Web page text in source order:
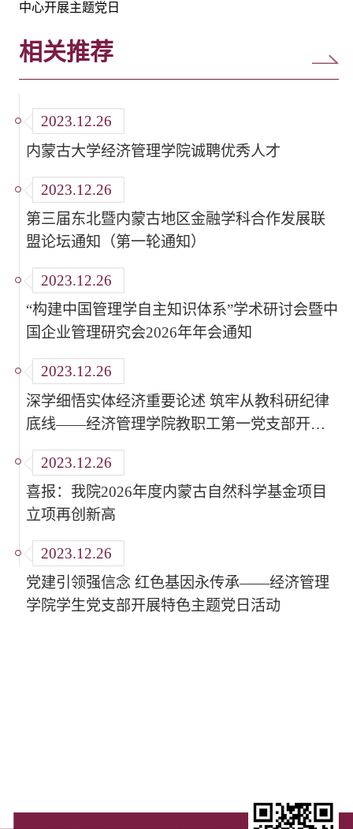
中心开展主题党日
相关推荐
2023.12.26
内蒙古大学经济管理学院诚聘优秀人才
2023.12.26
第三届东北暨内蒙古地区金融学科合作发展联
盟论坛通知（第一轮通知）
2023.12.26
“构建中国管理学自主知识体系”学术研讨会暨中
国企业管理研究会2026年年会通知
2023.12.26
深学细悟实体经济重要论述 筑牢从教科研纪律
底线——经济管理学院教职工第一党支部开展
党支部书记讲党课活动
2023.12.26
喜报：我院2026年度内蒙古自然科学基金项目
立项再创新高
2023.12.26
党建引领强信念 红色基因永传承——经济管理
学院学生党支部开展特色主题党日活动